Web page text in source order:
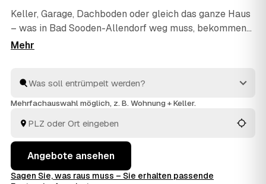
Keller, Garage, Dachboden oder gleich das ganze Haus
– was in Bad Sooden-Allendorf weg muss, bekommen
Sie über AWL unkompliziert geregelt. Sie schildern
Auch eine Messie-Wohnung oder eine Entrümpelung
vor dem Verkauf ist dabei kein Problem. Sie
alles passt.
Mehrfachauswahl möglich, z. B. Wohnung + Keller.
Angebote ansehen
Sagen Sie, was raus muss – Sie erhalten passende